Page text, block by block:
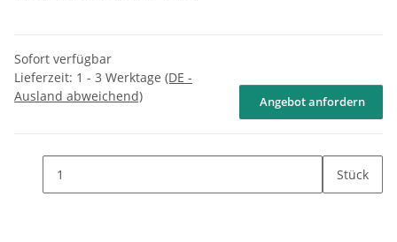
Sofort verfügbar
Lieferzeit: 1 - 3 Werktage (DE -
Ausland abweichend)
Angebot anfordern
Stück